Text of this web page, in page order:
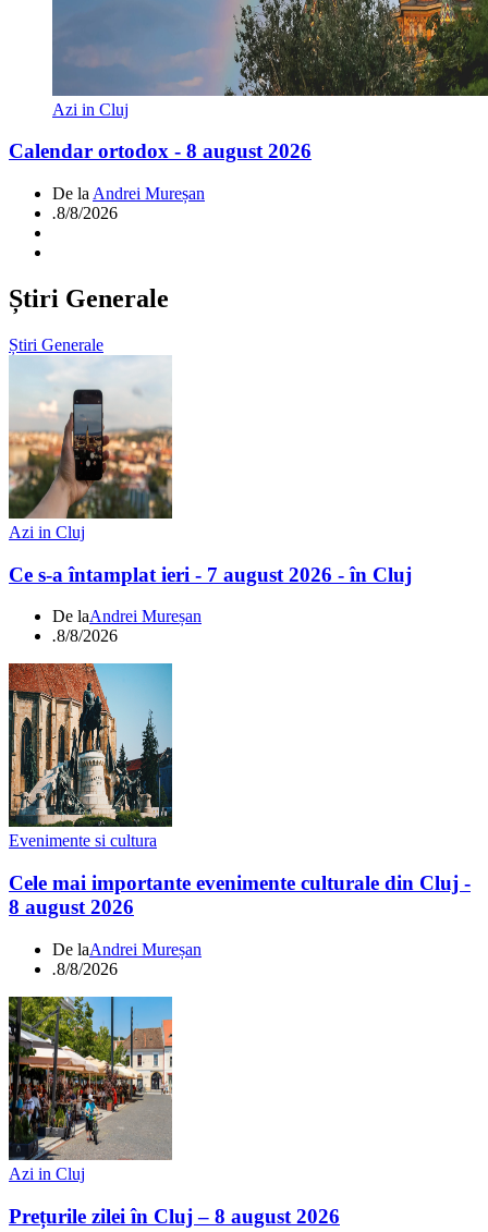
Azi in Cluj
Calendar ortodox - 8 august 2026
De la Andrei Mureșan
.8/8/2026
Știri Generale
Știri Generale
Azi in Cluj
Ce s-a întamplat ieri - 7 august 2026 - în Cluj
De laAndrei Mureșan
.8/8/2026
Evenimente si cultura
Cele mai importante evenimente culturale din Cluj -
8 august 2026
De laAndrei Mureșan
.8/8/2026
Azi in Cluj
Prețurile zilei în Cluj – 8 august 2026